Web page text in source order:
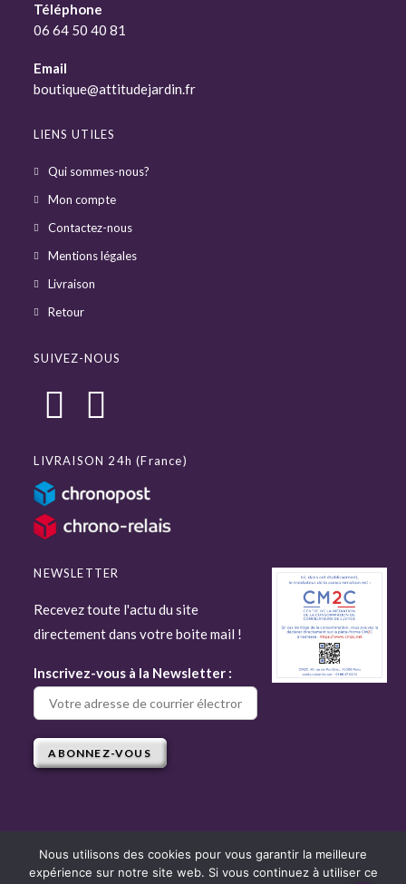
Téléphone
06 64 50 40 81
Email
boutique@attitudejardin.fr
LIENS UTILES
Qui sommes-nous?
Mon compte
Contactez-nous
Mentions légales
Livraison
Retour
SUIVEZ-NOUS
LIVRAISON 24h (France)
NEWSLETTER
Recevez toute l'actu du site
directement dans votre boite mail !
Inscrivez-vous à la Newsletter :
Nous utilisons des cookies pour vous garantir la meilleure
expérience sur notre site web. Si vous continuez à utiliser ce